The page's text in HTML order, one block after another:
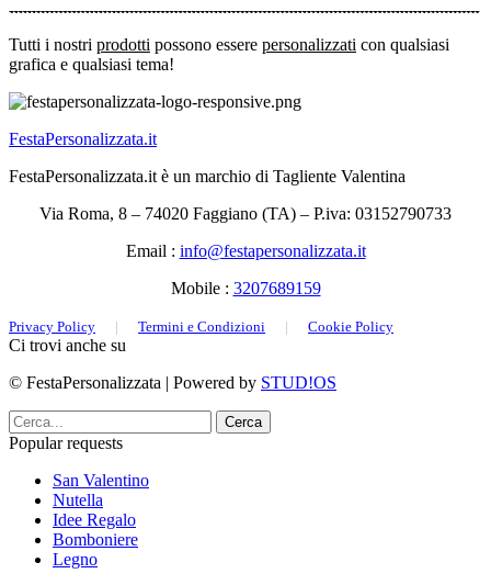
Tutti i nostri prodotti possono essere personalizzati con qualsiasi
grafica e qualsiasi tema!
FestaPersonalizzata.it
FestaPersonalizzata.it è un marchio di Tagliente Valentina
Via Roma, 8 – 74020 Faggiano (TA) – P.iva: 03152790733
Email : info@festapersonalizzata.it
Mobile : 3207689159
Privacy Policy | Termini e Condizioni | Cookie Policy
Ci trovi anche su
© FestaPersonalizzata | Powered by STUD!OS
Cerca
Popular requests
San Valentino
Nutella
Idee Regalo
Bomboniere
Legno